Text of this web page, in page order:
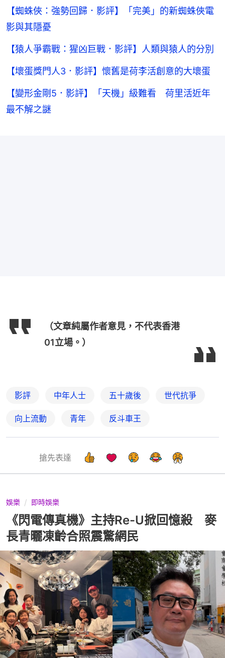
【蜘蛛俠：強勢回歸．影評】「完美」的新蜘蛛俠電
影與其隱憂
【猿人爭霸戰：猩凶巨戰．影評】人類與猿人的分別
【壞蛋獎門人3．影評】懷舊是荷李活創意的大壞蛋
【變形金剛5．影評】「天機」級難看 荷里活近年
最不解之謎
（文章純屬作者意見，不代表香港
01立場。）
影評 中年人士 五十歲後 世代抗爭
向上流動 青年 反斗車王
搶先表達
娛樂 即時娛樂
《閃電傳真機》主持Re-U掀回憶殺 麥
長青曬凍齡合照震驚網民